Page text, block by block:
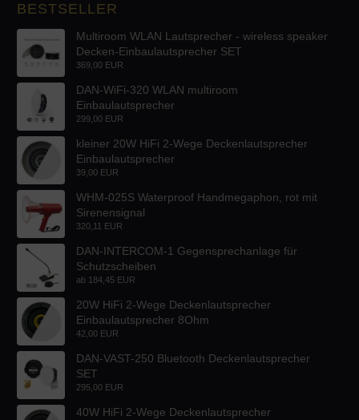
BESTSELLER
Multiroom WLAN Lautsprecher - wireless speaker
Decken-Einbaulautsprecher SET
369,00 EUR
DAN-WiFi-320 WLAN multiroom
Einbaulautsprecher
299,00 EUR
kleiner 20W HiFi 2-Wege Deckenlautsprecher
Einbaulautsprecher
39,00 EUR
WHM-025S Waterproof Handmegaphon, rot mit
Sirenensignal
320,11 EUR
DAN-INTERCOM-1 Gegensprechanlage für
Schutzscheiben
ab 184,45 EUR
20W HiFi 2-Wege Deckenlautsprecher
Einbaulautsprecher 8Ohm
42,00 EUR
DAN-VAST-250 Bluetooth Deckenlautsprecher
SET
295,00 EUR
40W HiFi 2-Wege Deckenlautsprecher